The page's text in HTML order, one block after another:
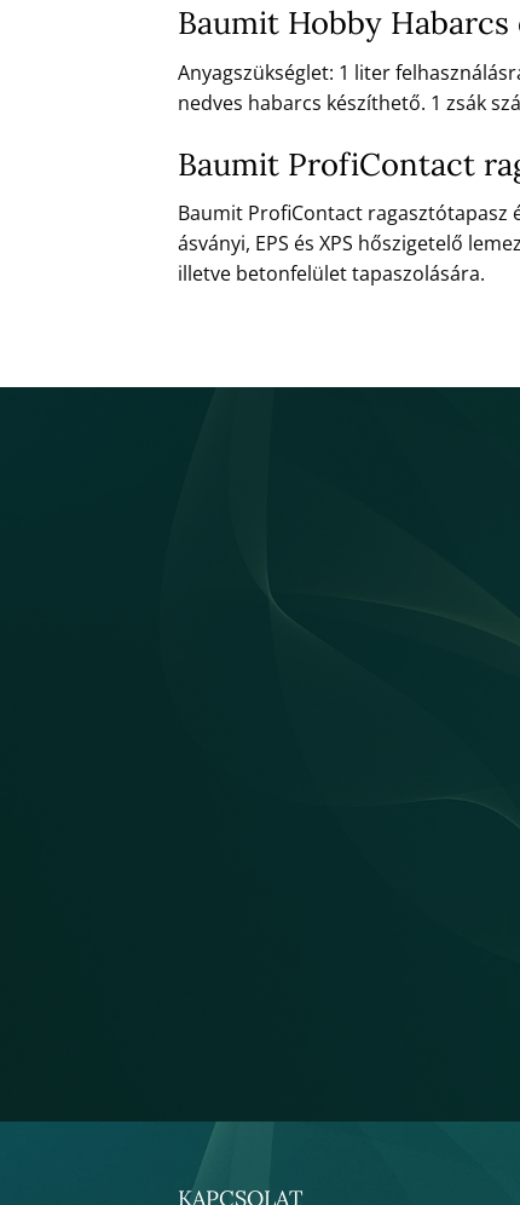
Baumit Hobby
Anyagszükséglet: 1 liter
nedves habarcs készíthető. 1 zsák
Baumit ProfiContact
Baumit ProfiContact ragasztótapasz
ásványi, EPS és XPS hőszigetelő
illetve betonfelület tapaszolására.
KAPCSOLAT